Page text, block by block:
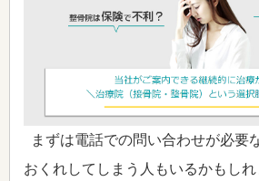
まずは電話での問い合わせが必要
おくれしてしまう人もいるかもしれ